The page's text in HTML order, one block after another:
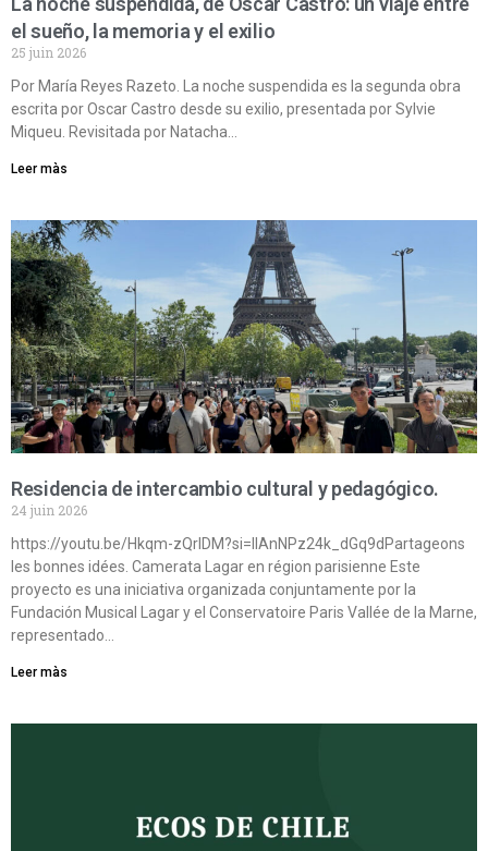
el sueño, la memoria y el exilio
25 juin 2026
Por María Reyes Razeto. La noche suspendida es la segunda obra
escrita por Oscar Castro desde su exilio, presentada por Sylvie
Miqueu. Revisitada por Natacha…
Leer màs
Residencia de intercambio cultural y pedagógico.
24 juin 2026
https://youtu.be/Hkqm-zQrIDM?si=IIAnNPz24k_dGq9dPartageons
les bonnes idées. Camerata Lagar en région parisienne Este
proyecto es una iniciativa organizada conjuntamente por la
Fundación Musical Lagar y el Conservatoire Paris Vallée de la Marne,
representado…
Leer màs